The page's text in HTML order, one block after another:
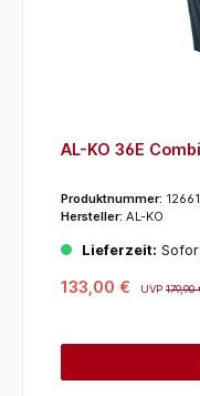
AL-KO 36E
Produktnummer:
Hersteller: AL-KO
Lieferzeit:
133,00 € UVP179,90